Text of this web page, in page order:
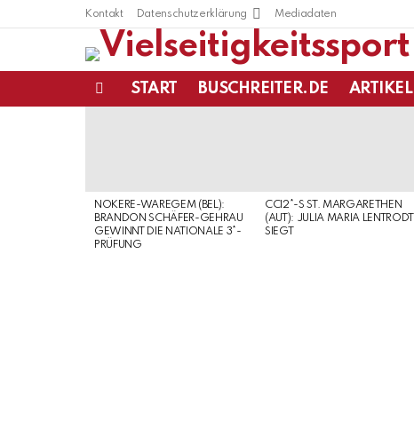
Kontakt Datenschutzerklärung Mediadaten
START BUSCHREITER.DE ARTIKEL
NOKERE-WAREGEM (BEL):
BRANDON SCHÄFER-GEHRAU
GEWINNT DIE NATIONALE 3*-
PRÜFUNG
CCI2*-S ST. MARGARETHEN
(AUT): JULIA MARIA LENTRODT
SIEGT